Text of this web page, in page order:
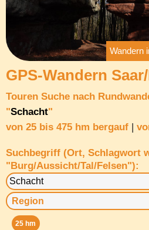
Wandern
GPS-Wandern
Touren Suche nach
"Schacht"
von 25 bis 475 hm bergauf
Suchbegriff (Ort, Schlagwort
"Burg/Aussicht/Tal/Felsen"):
25 hm